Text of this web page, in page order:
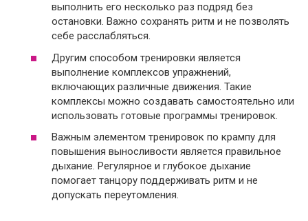
выполнить его несколько раз подряд без
остановки. Важно сохранять ритм и не позволять
себе расслабляться.
Другим способом тренировки является
выполнение комплексов упражнений,
включающих различные движения. Такие
комплексы можно создавать самостоятельно или
использовать готовые программы тренировок.
Важным элементом тренировок по крампу для
повышения выносливости является правильное
дыхание. Регулярное и глубокое дыхание
помогает танцору поддерживать ритм и не
допускать переутомления.